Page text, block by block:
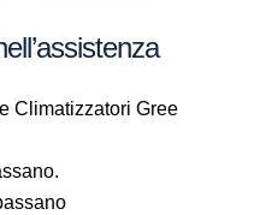
Climatizzatori Gree